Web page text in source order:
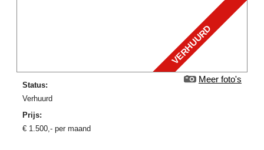
VERHUURD
Meer foto's
Status:
verhuurd
Prijs:
€ 1.500,- per maand